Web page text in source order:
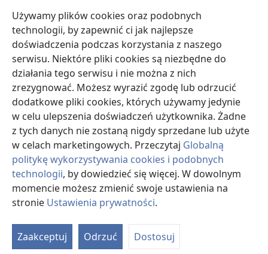
Używamy plików cookies oraz podobnych
technologii, by zapewnić ci jak najlepsze
doświadczenia podczas korzystania z naszego
serwisu. Niektóre pliki cookies są niezbędne do
działania tego serwisu i nie można z nich
zrezygnować. Możesz wyrazić zgodę lub odrzucić
dodatkowe pliki cookies, których używamy jedynie
w celu ulepszenia doświadczeń użytkownika. Żadne
z tych danych nie zostaną nigdy sprzedane lub użyte
w celach marketingowych. Przeczytaj Globalną
politykę wykorzystywania cookies i podobnych
technologii, by dowiedzieć się więcej. W dowolnym
momencie możesz zmienić swoje ustawienia na
stronie Ustawienia prywatności.
Zaakceptuj Odrzuć Dostosuj
Darowizny
(opens
new
window)BIBLIOTEKA INTERNETOWA Strażnicy
(opens
new
window)JW Hub
(opens
new
window)JW Library
Watchtower Library
Copyright© 2026 Watch Tower Bible and Tract Society of Pennsylvania.
WARUNKI UŻYTKOWANIA
POLITYKA PRYWATNOŚCI
PRYWATNOŚCI